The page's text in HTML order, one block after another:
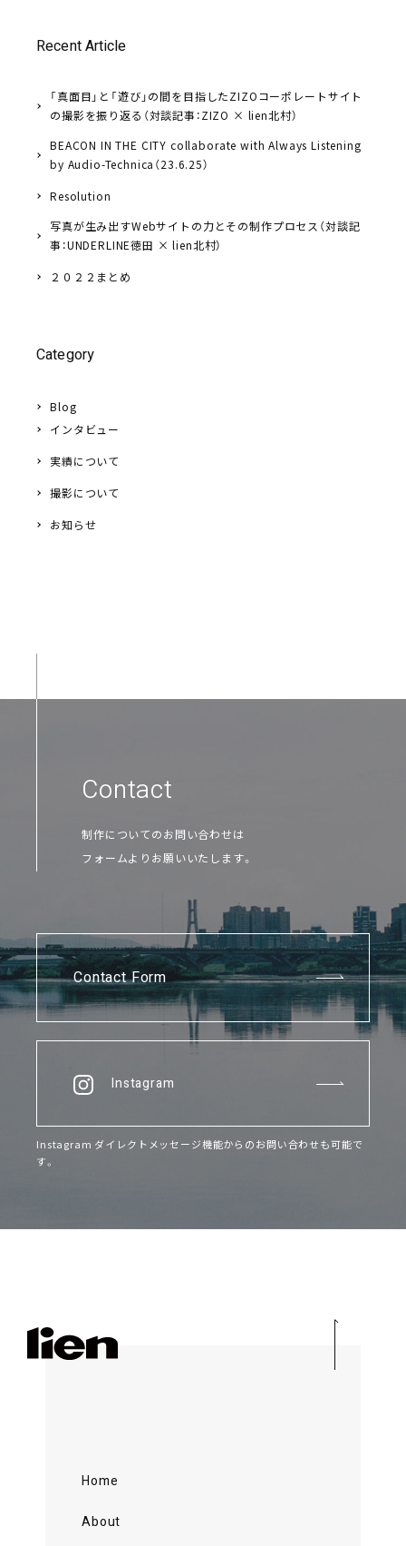
Recent Article
「真面目」と「遊び」の間を目指したZIZOコーポレートサイト
の撮影を振り返る（対談記事：ZIZO × lien北村）
BEACON IN THE CITY collaborate with Always Listening
by Audio-Technica（23.6.25）
Resolution
写真が生み出すWebサイトの力とその制作プロセス（対談記
事：UNDERLINE徳田 × lien北村）
２０２２まとめ
Category
Blog
インタビュー
実績について
撮影について
お知らせ
Contact
制作についてのお問い合わせは
フォームよりお願いいたします。
Contact Form
Instagram
Instagram ダイレクトメッセージ機能からのお問い合わせも可能で
す。
Home
About